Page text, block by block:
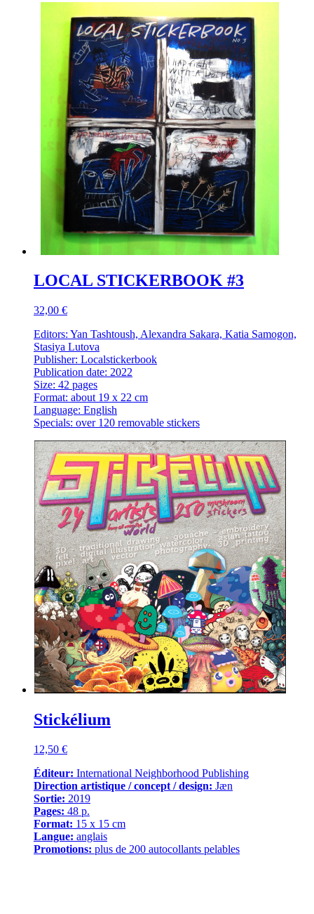
LOCAL STICKERBOOK #3
32,00 €
Editors: Yan Tashtoush, Alexandra Sakara, Katia Samogon,
Stasiya Lutova
Publisher: Localstickerbook
Publication date: 2022
Size: 42 pages
Format: about 19 x 22 cm
Language: English
Specials: over 120 removable stickers
Stickélium
12,50 €
Éditeur: International Neighborhood Publishing
Direction artistique / concept / design: Jæn
Sortie: 2019
Pages: 48 p.
Format: 15 x 15 cm
Langue: anglais
Promotions: plus de 200 autocollants pelables